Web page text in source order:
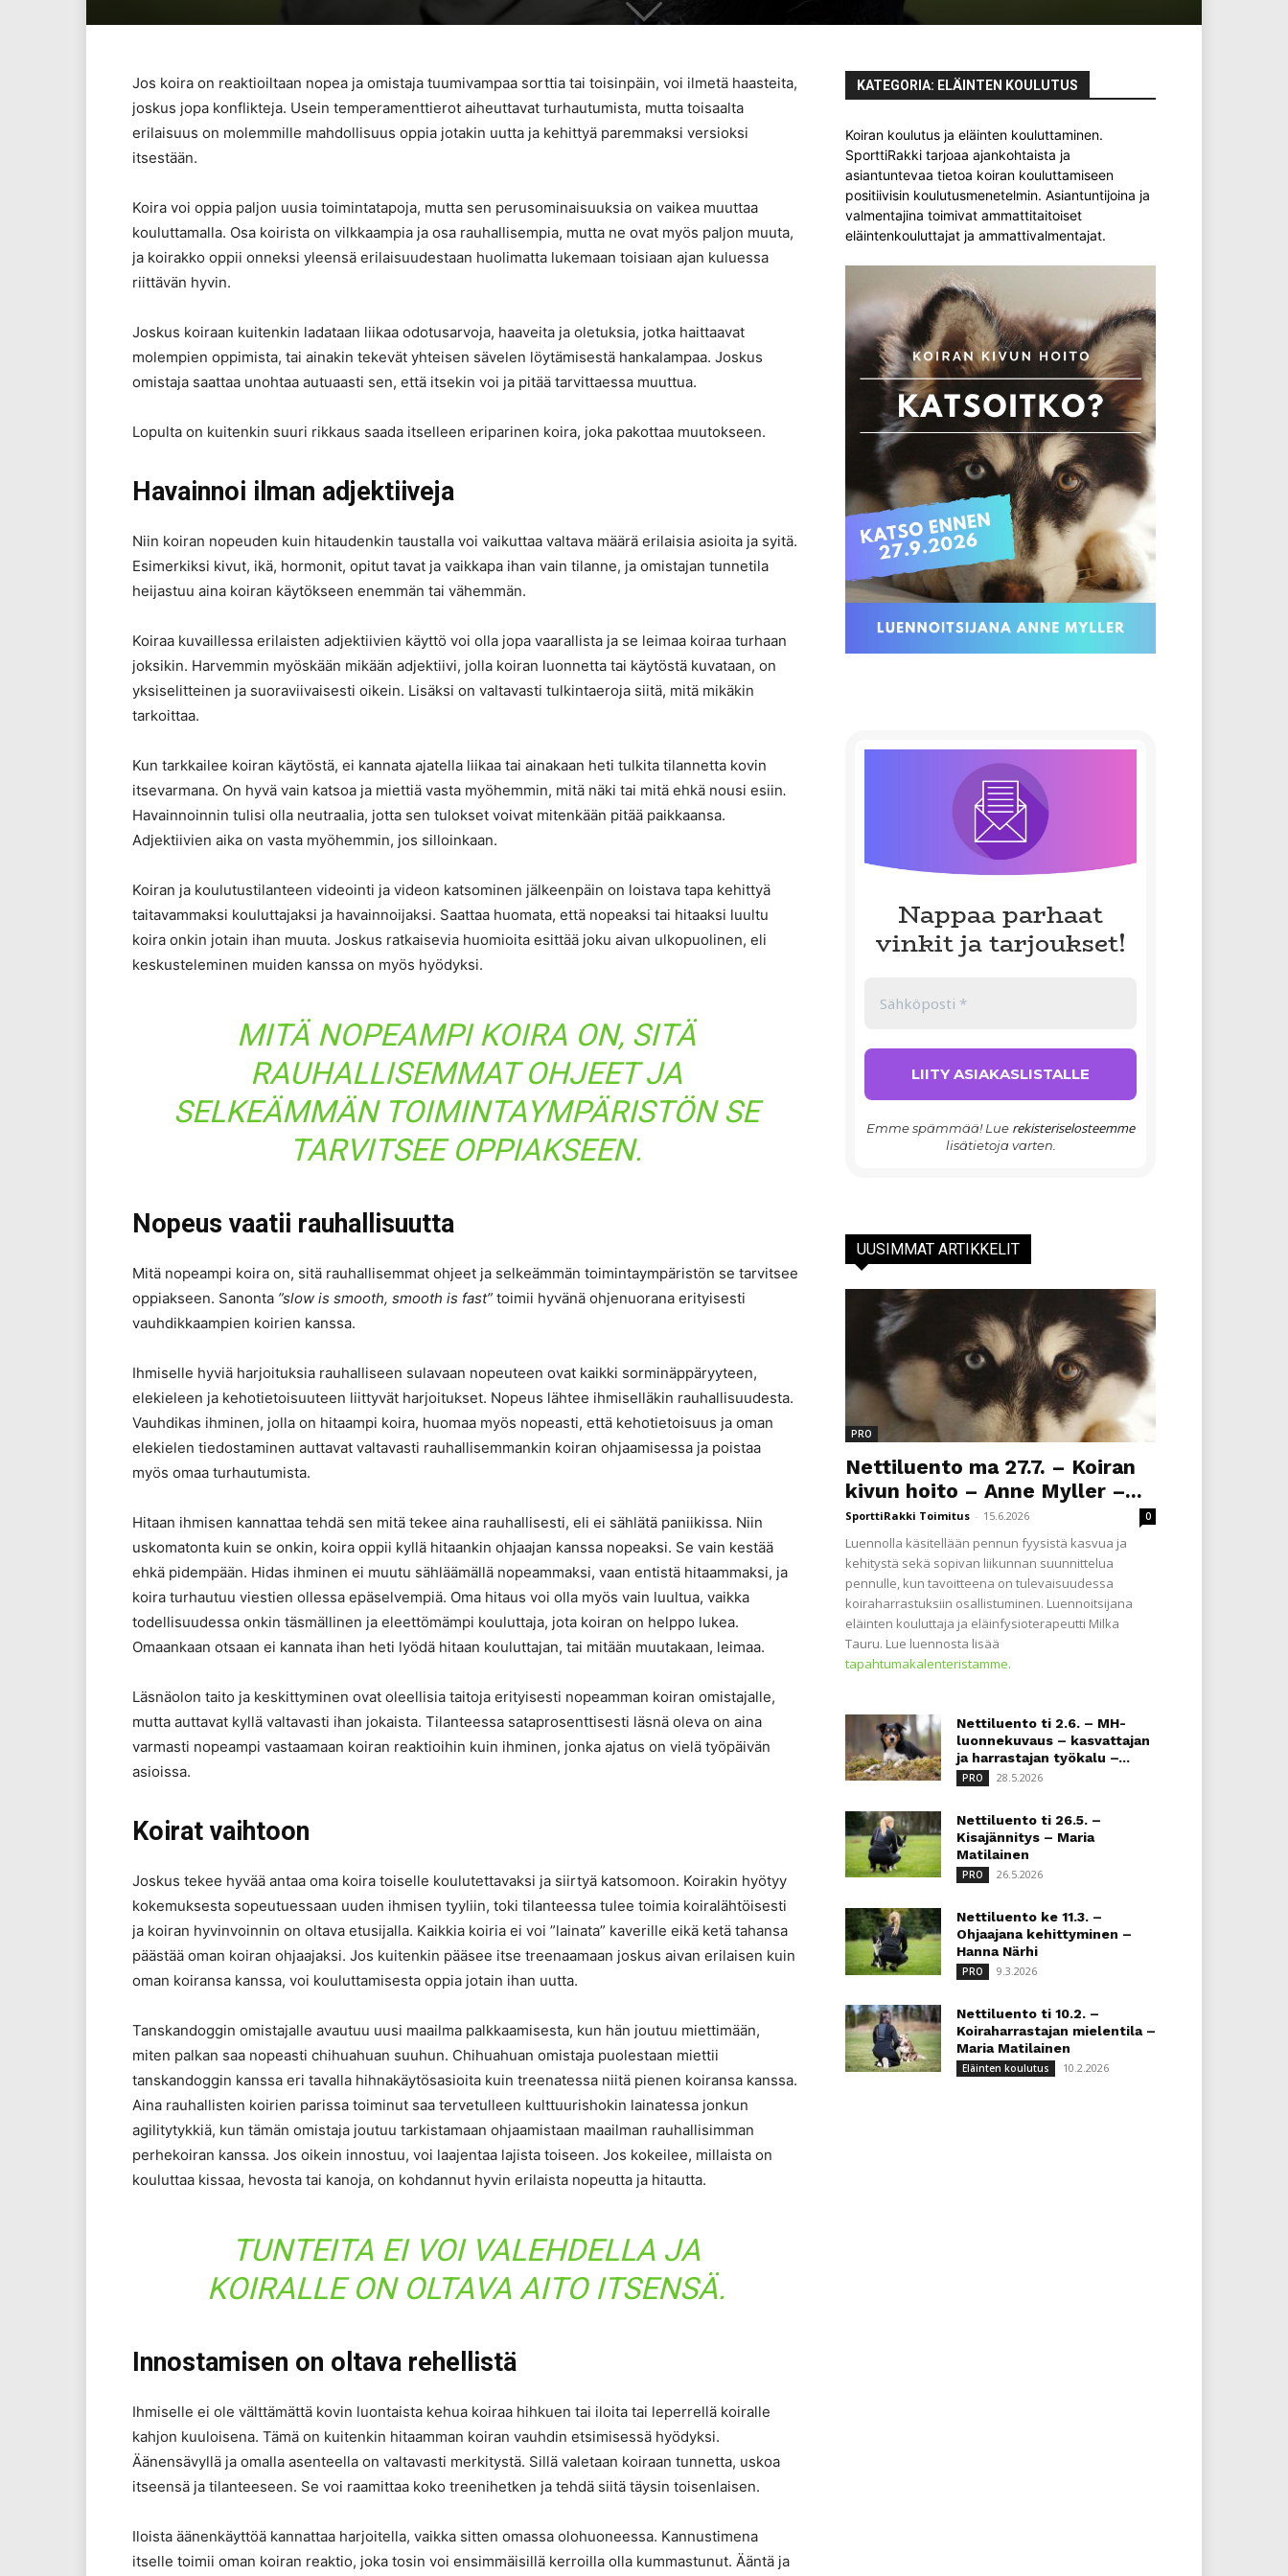
Jos koira on reaktioiltaan nopea ja omistaja tuumivampaa sorttia tai toisinpäin, voi ilmetä haasteita,
joskus jopa konflikteja. Usein temperamenttierot aiheuttavat turhautumista, mutta toisaalta
erilaisuus on molemmille mahdollisuus oppia jotakin uutta ja kehittyä paremmaksi versioksi
itsestään.
Koira voi oppia paljon uusia toimintatapoja, mutta sen perusominaisuuksia on vaikea muuttaa
kouluttamalla. Osa koirista on vilkkaampia ja osa rauhallisempia, mutta ne ovat myös paljon muuta,
ja koirakko oppii onneksi yleensä erilaisuudestaan huolimatta lukemaan toisiaan ajan kuluessa
riittävän hyvin.
Joskus koiraan kuitenkin ladataan liikaa odotusarvoja, haaveita ja oletuksia, jotka haittaavat
molempien oppimista, tai ainakin tekevät yhteisen sävelen löytämisestä hankalampaa. Joskus
omistaja saattaa unohtaa autuaasti sen, että itsekin voi ja pitää tarvittaessa muuttua.
Lopulta on kuitenkin suuri rikkaus saada itselleen eriparinen koira, joka pakottaa muutokseen.
Havainnoi ilman adjektiiveja
Niin koiran nopeuden kuin hitaudenkin taustalla voi vaikuttaa valtava määrä erilaisia asioita ja syitä.
Esimerkiksi kivut, ikä, hormonit, opitut tavat ja vaikkapa ihan vain tilanne, ja omistajan tunnetila
heijastuu aina koiran käytökseen enemmän tai vähemmän.
Koiraa kuvaillessa erilaisten adjektiivien käyttö voi olla jopa vaarallista ja se leimaa koiraa turhaan
joksikin. Harvemmin myöskään mikään adjektiivi, jolla koiran luonnetta tai käytöstä kuvataan, on
yksiselitteinen ja suoraviivaisesti oikein. Lisäksi on valtavasti tulkintaeroja siitä, mitä mikäkin
tarkoittaa.
Kun tarkkailee koiran käytöstä, ei kannata ajatella liikaa tai ainakaan heti tulkita tilannetta kovin
itsevarmana. On hyvä vain katsoa ja miettiä vasta myöhemmin, mitä näki tai mitä ehkä nousi esiin.
Havainnoinnin tulisi olla neutraalia, jotta sen tulokset voivat mitenkään pitää paikkaansa.
Adjektiivien aika on vasta myöhemmin, jos silloinkaan.
Koiran ja koulutustilanteen videointi ja videon katsominen jälkeenpäin on loistava tapa kehittyä
taitavammaksi kouluttajaksi ja havainnoijaksi. Saattaa huomata, että nopeaksi tai hitaaksi luultu
koira onkin jotain ihan muuta. Joskus ratkaisevia huomioita esittää joku aivan ulkopuolinen, eli
keskusteleminen muiden kanssa on myös hyödyksi.
MITÄ NOPEAMPI KOIRA ON, SITÄ
RAUHALLISEMMAT OHJEET JA
SELKEÄMMÄN TOIMINTAYMPÄRISTÖN SE
TARVITSEE OPPIAKSEEN.
Nopeus vaatii rauhallisuutta
Mitä nopeampi koira on, sitä rauhallisemmat ohjeet ja selkeämmän toimintaympäristön se tarvitsee
oppiakseen. Sanonta ”slow is smooth, smooth is fast” toimii hyvänä ohjenuorana erityisesti
vauhdikkaampien koirien kanssa.
Ihmiselle hyviä harjoituksia rauhalliseen sulavaan nopeuteen ovat kaikki sorminäppäryyteen,
elekieleen ja kehotietoisuuteen liittyvät harjoitukset. Nopeus lähtee ihmiselläkin rauhallisuudesta.
Vauhdikas ihminen, jolla on hitaampi koira, huomaa myös nopeasti, että kehotietoisuus ja oman
elekielen tiedostaminen auttavat valtavasti rauhallisemmankin koiran ohjaamisessa ja poistaa
myös omaa turhautumista.
Hitaan ihmisen kannattaa tehdä sen mitä tekee aina rauhallisesti, eli ei sählätä paniikissa. Niin
uskomatonta kuin se onkin, koira oppii kyllä hitaankin ohjaajan kanssa nopeaksi. Se vain kestää
ehkä pidempään. Hidas ihminen ei muutu sähläämällä nopeammaksi, vaan entistä hitaammaksi, ja
koira turhautuu viestien ollessa epäselvempiä. Oma hitaus voi olla myös vain luultua, vaikka
todellisuudessa onkin täsmällinen ja eleettömämpi kouluttaja, jota koiran on helppo lukea.
Omaankaan otsaan ei kannata ihan heti lyödä hitaan kouluttajan, tai mitään muutakaan, leimaa.
Läsnäolon taito ja keskittyminen ovat oleellisia taitoja erityisesti nopeamman koiran omistajalle,
mutta auttavat kyllä valtavasti ihan jokaista. Tilanteessa sataprosenttisesti läsnä oleva on aina
varmasti nopeampi vastaamaan koiran reaktioihin kuin ihminen, jonka ajatus on vielä työpäivän
asioissa.
Koirat vaihtoon
Joskus tekee hyvää antaa oma koira toiselle koulutettavaksi ja siirtyä katsomoon. Koirakin hyötyy
kokemuksesta sopeutuessaan uuden ihmisen tyyliin, toki tilanteessa tulee toimia koiralähtöisesti
ja koiran hyvinvoinnin on oltava etusijalla. Kaikkia koiria ei voi ”lainata” kaverille eikä ketä tahansa
päästää oman koiran ohjaajaksi. Jos kuitenkin pääsee itse treenaamaan joskus aivan erilaisen kuin
oman koiransa kanssa, voi kouluttamisesta oppia jotain ihan uutta.
Tanskandoggin omistajalle avautuu uusi maailma palkkaamisesta, kun hän joutuu miettimään,
miten palkan saa nopeasti chihuahuan suuhun. Chihuahuan omistaja puolestaan miettii
tanskandoggin kanssa eri tavalla hihnakäytösasioita kuin treenatessa niitä pienen koiransa kanssa.
Aina rauhallisten koirien parissa toiminut saa tervetulleen kulttuurishokin lainatessa jonkun
agilitytykkiä, kun tämän omistaja joutuu tarkistamaan ohjaamistaan maailman rauhallisimman
perhekoiran kanssa. Jos oikein innostuu, voi laajentaa lajista toiseen. Jos kokeilee, millaista on
kouluttaa kissaa, hevosta tai kanoja, on kohdannut hyvin erilaista nopeutta ja hitautta.
TUNTEITA EI VOI VALEHDELLA JA
KOIRALLE ON OLTAVA AITO ITSENSÄ.
Innostamisen on oltava rehellistä
Ihmiselle ei ole välttämättä kovin luontaista kehua koiraa hihkuen tai iloita tai leperrellä koiralle
kahjon kuuloisena. Tämä on kuitenkin hitaamman koiran vauhdin etsimisessä hyödyksi.
Äänensävyllä ja omalla asenteella on valtavasti merkitystä. Sillä valetaan koiraan tunnetta, uskoa
itseensä ja tilanteeseen. Se voi raamittaa koko treenihetken ja tehdä siitä täysin toisenlaisen.
Iloista äänenkäyttöä kannattaa harjoitella, vaikka sitten omassa olohuoneessa. Kannustimena
itselle toimii oman koiran reaktio, joka tosin voi ensimmäisillä kerroilla olla kummastunut. Ääntä ja
KATEGORIA: ELÄINTEN KOULUTUS
Koiran koulutus ja eläinten kouluttaminen.
SporttiRakki tarjoaa ajankohtaista ja
asiantuntevaa tietoa koiran kouluttamiseen
positiivisin koulutusmenetelmin. Asiantuntijoina ja
valmentajina toimivat ammattitaitoiset
eläintenkouluttajat ja ammattivalmentajat.
Nappaa parhaat
vinkit ja tarjoukset!
Emme spämmää! Lue rekisteriselosteemme
lisätietoja varten.
UUSIMMAT ARTIKKELIT
PRO
Nettiluento ma 27.7. – Koiran
kivun hoito – Anne Myller –...
SporttiRakki Toimitus - 15.6.2026 0
Luennolla käsitellään pennun fyysistä kasvua ja
kehitystä sekä sopivan liikunnan suunnittelua
pennulle, kun tavoitteena on tulevaisuudessa
koiraharrastuksiin osallistuminen. Luennoitsijana
eläinten kouluttaja ja eläinfysioterapeutti Milka
Tauru. Lue luennosta lisää
tapahtumakalenteristamme.
Nettiluento ti 2.6. – MH-
luonnekuvaus – kasvattajan
ja harrastajan työkalu –...
PRO 28.5.2026
Nettiluento ti 26.5. –
Kisajännitys – Maria
Matilainen
PRO 26.5.2026
Nettiluento ke 11.3. –
Ohjaajana kehittyminen –
Hanna Närhi
PRO 9.3.2026
Nettiluento ti 10.2. –
Koiraharrastajan mielentila –
Maria Matilainen
Eläinten koulutus 10.2.2026